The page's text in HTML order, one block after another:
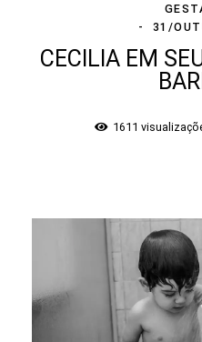
31/
CECILIA EM
1611